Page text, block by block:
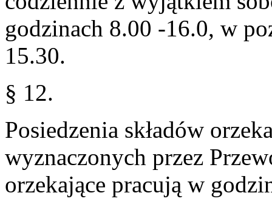
godzinach 8.00 -16.0, w
15.30.
§ 12.
Posiedzenia składów
wyznaczonych przez
orzekające pracują w